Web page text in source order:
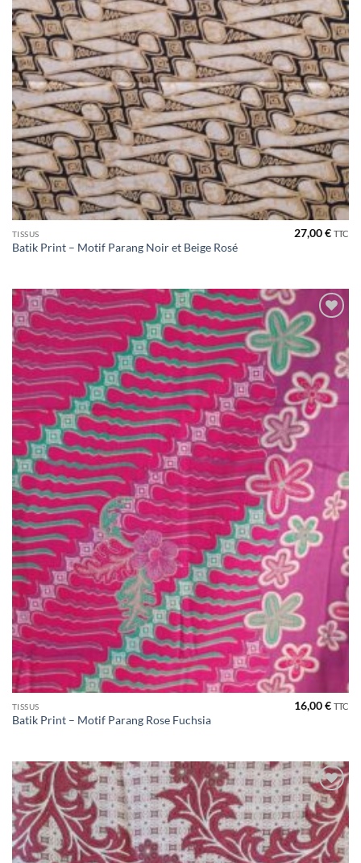
TISSUS
Batik Print – Motif Parang Noir et Beige Rosé
27,00€ TTC
Ajouter
à la liste
de
souhaits
TISSUS
Batik Print – Motif Parang Rose Fuchsia
16,00€ TTC
Ajouter
à la liste
de
souhaits